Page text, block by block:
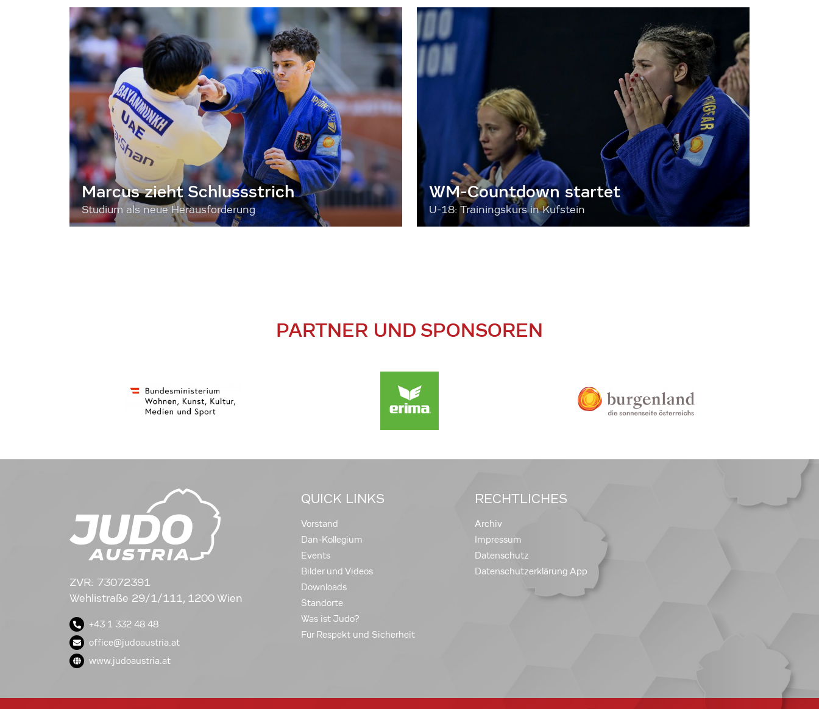
Marcus zieht Schlussstrich
Studium als neue Herausforderung
WM-Countdown startet
U-18: Trainingskurs in Kufstein
PARTNER UND SPONSOREN
ZVR: 73072391
Wehlistraße 29/1/111, 1200 Wien
+43 1 332 48 48
office@judoaustria.at
www.judoaustria.at
QUICK LINKS
Vorstand
Dan-Kollegium
Events
Bilder und Videos
Downloads
Standorte
Was ist Judo?
Für Respekt und Sicherheit
RECHTLICHES
Archiv
Impressum
Datenschutz
Datenschutzerklärung App